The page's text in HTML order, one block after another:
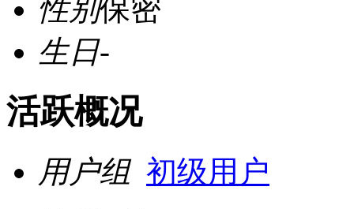
性别保密
生日-
活跃概况
用户组 初级用户